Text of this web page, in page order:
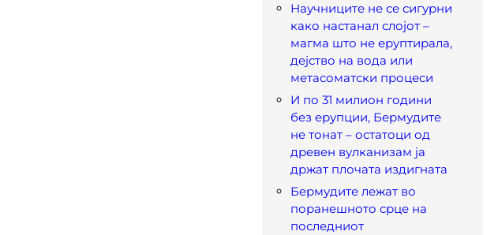
Научниците не се сигурни
како настанал слојот –
магма што не еруптирала,
дејство на вода или
метасоматски процеси
И по 31 милион години
без ерупции, Бермудите
не тонат – остатоци од
древен вулканизам ја
држат плочата издигната
Бермудите лежат во
поранешното срце на
последниот